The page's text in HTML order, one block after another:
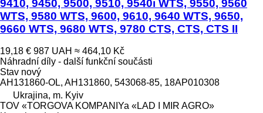
9410, 9450, 9500, 9510, 9540i WTS, 9550, 9560
WTS, 9580 WTS, 9600, 9610, 9640 WTS, 9650,
9660 WTS, 9680 WTS, 9780 CTS, CTS, CTS II
19,18 € 987 UAH ≈ 464,10 Kč
Náhradní díly - další funkční součásti
Stav nový
AH131860-OL, AH131860, 543068-85, 18AP010308
Ukrajina, m. Kyiv
TOV «TORGOVA KOMPANIYa «LAD I MIR AGRO»